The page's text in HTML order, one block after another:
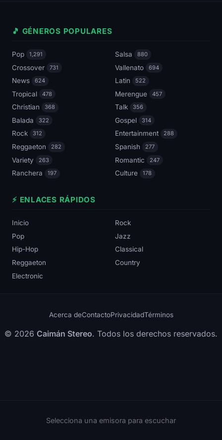
🎵 GÉNEROS POPULARES
Pop 1,291 Salsa 880
Crossover 731 Vallenato 694
News 624 Latin 522
Tropical 478 Merengue 457
Christian 368 Talk 356
Balada 322 Gospel 314
Rock 312 Entertainment 288
Reggaeton 282 Spanish 277
Variety 263 Romantic 247
Ranchera 197 Culture 178
⚡ ENLACES RÁPIDOS
Inicio
Rock
Pop
Jazz
Hip-Hop
Classical
Reggaeton
Country
Electronic
Acerca deContactoPrivacidadTérminos
© 2026 Caimán Stereo. Todos los derechos reservados.
Selecciona una emisora para escuchar